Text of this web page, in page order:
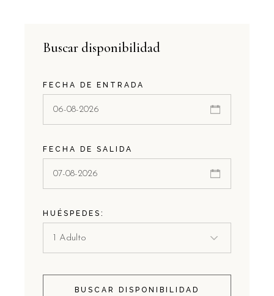
Buscar disponibilidad
FECHA DE ENTRADA
FECHA DE SALIDA
HUÉSPEDES:
BUSCAR DISPONIBILIDAD